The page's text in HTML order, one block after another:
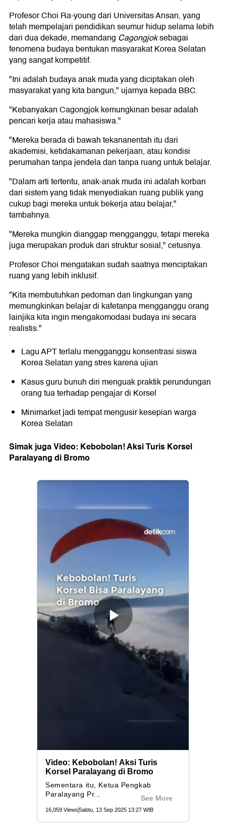
Profesor Choi Ra-young dari Universitas Ansan, yang
telah mempelajari pendidikan seumur hidup selama lebih
dari dua dekade, memandang Cagongjoksebagai
fenomena budaya bentukan masyarakat Korea Selatan
yang sangat kompetitif.
"Ini adalah budaya anak muda yang diciptakan oleh
masyarakat yang kita bangun," ujarnya kepada BBC.
"Kebanyakan Cagongjok kemungkinan besar adalah
pencari kerja atau mahasiswa."
"Mereka berada di bawah tekananentah itu dari
akademisi, ketidakamanan pekerjaan, atau kondisi
perumahan tanpa jendela dan tanpa ruang untuk belajar.
"Dalam arti tertentu, anak-anak muda ini adalah korban
dari sistem yang tidak menyediakan ruang publik yang
cukup bagi mereka untuk bekerja atau belajar,"
tambahnya.
"Mereka mungkin dianggap mengganggu, tetapi mereka
juga merupakan produk dari struktur sosial," cetusnya.
Profesor Choi mengatakan sudah saatnya menciptakan
ruang yang lebih inklusif.
"Kita membutuhkan pedoman dan lingkungan yang
memungkinkan belajar di kafetanpa mengganggu orang
lainjika kita ingin mengakomodasi budaya ini secara
realistis."
Lagu APT terlalu mengganggu konsentrasi siswa
Korea Selatan yang stres karena ujian
Kasus guru bunuh diri menguak praktik perundungan
orang tua terhadap pengajar di Korsel
Minimarket jadi tempat mengusir kesepian warga
Korea Selatan
Simak juga Video: Kebobolan! Aksi Turis Korsel
Paralayang di Bromo